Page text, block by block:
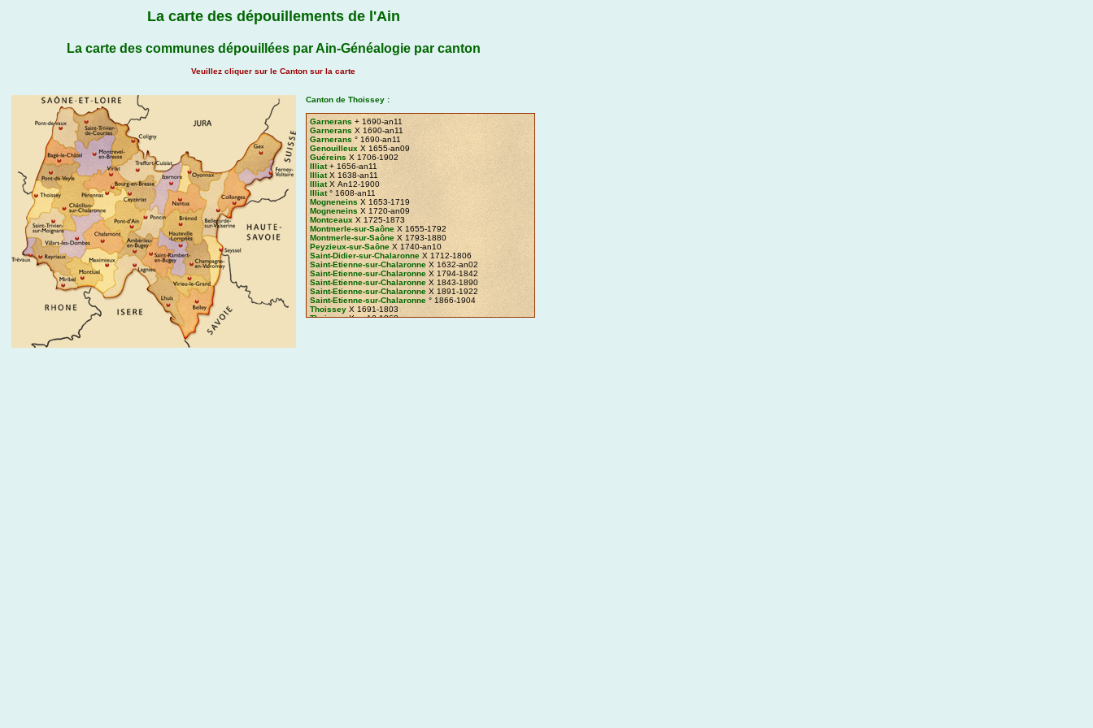
La carte des dépouillements de l'Ain
La carte des communes dépouillées par Ain-Généalogie par canton
Veuillez cliquer sur le Canton sur la carte
Canton de Thoissey :
Garnerans + 1690-an11
Garnerans X 1690-an11
Garnerans ° 1690-an11
Genouilleux X 1655-an09
Guéreins X 1706-1902
Illiat+ 1656-an11
IlliatX 1638-an11
IlliatX An12-1900
Illiat° 1608-an11
Mogneneins X 1653-1719
Mogneneins X 1720-an09
Montceaux X 1725-1873
Montmerle-sur-Saône X 1655-1792
Montmerle-sur-Saône X 1793-1880
Peyzieux-sur-Saône X 1740-an10
Saint-Didier-sur-Chalaronne X 1712-1806
Saint-Etienne-sur-Chalaronne X 1632-an02
Saint-Etienne-sur-Chalaronne X 1794-1842
Saint-Etienne-sur-Chalaronne X 1843-1890
Saint-Etienne-sur-Chalaronne X 1891-1922
Saint-Etienne-sur-Chalaronne ° 1866-1904
Thoissey X 1691-1803
ThoisseyX an12-1868